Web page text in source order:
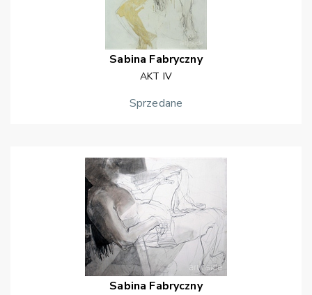
Sabina Fabryczny
AKT IV
Sprzedane
Sabina Fabryczny